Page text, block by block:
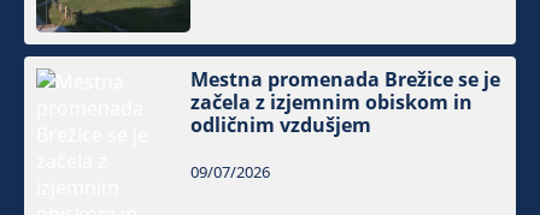
Mestna promenada Brežice se je
začela z izjemnim obiskom in
odličnim vzdušjem
09/07/2026